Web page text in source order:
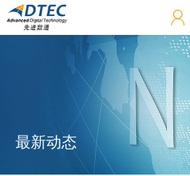
最新动态